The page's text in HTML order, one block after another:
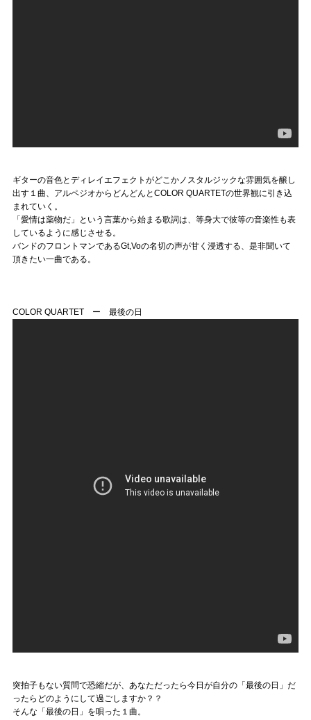
ギターの音色とディレイエフェクトがどこかノスタルジックな雰囲気を醸し
出す１曲、アルペジオからどんどんとCOLOR QUARTETの世界観に引き込
まれていく。
「愛情は薬物だ」という言葉から始まる歌詞は、等身大で彼等の音楽性も表
しているように感じさせる。
バンドのフロントマンであるGt,Voの名切の声が甘く浸透する、是非聞いて
頂きたい一曲である。
COLOR QUARTET ー 最後の日
突拍子もない質問で恐縮だが、あなただったら今日が自分の「最後の日」だ
ったらどのようにして過ごしますか？？
そんな「最後の日」を唄った１曲。